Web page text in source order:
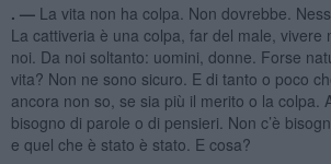
. — La vita non ha colpa. Non dovrebbe.
La cattiveria è una colpa, far del male, vivere
noi. Da noi soltanto: uomini, donne. Forse
vita? Non ne sono sicuro. E di tanto o poco
ancora non so, se sia più il merito o la colpa.
bisogno di parole o di pensieri. Non c’è
e quel che è stato è stato. E cosa?